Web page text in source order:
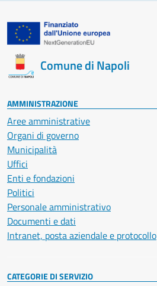
Comune di Napoli
AMMINISTRAZIONE
Aree amministrative
Organi di governo
Municipalità
Uffici
Enti e fondazioni
Politici
Personale amministrativo
Documenti e dati
Intranet, posta aziendale e protocollo
CATEGORIE DI SERVIZIO